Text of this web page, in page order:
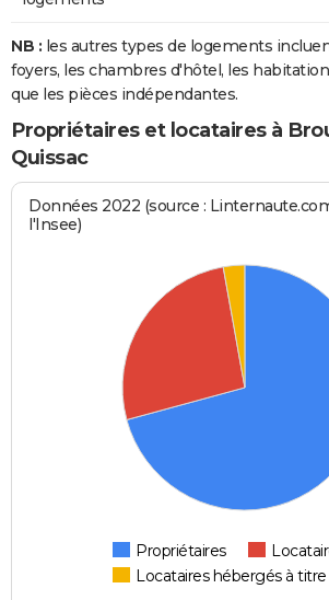
NB : les autres types de logements
foyers, les chambres d'hôtel, les
que les pièces indépendantes.
Propriétaires et locataires à
Quissac
Données 2022 (source :
l'Insee)
Propriétaires
Locataires hébergés à